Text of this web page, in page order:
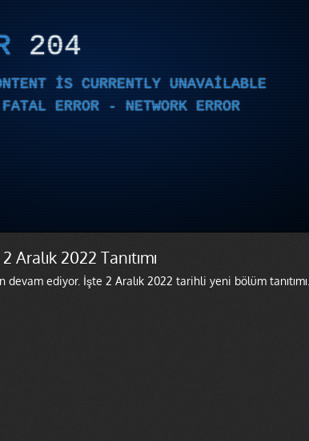
204
IS CURRENTLY UNAVAILABLE
ERROR - NETWORK ERROR
2022 Tanıtımı
ediyor. İşte 2 Aralık 2022 tarihli yeni bölüm tanıtımı...